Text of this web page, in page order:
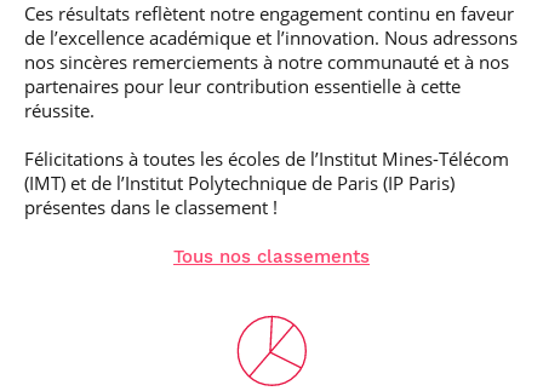
Ces résultats reflètent notre engagement continu en faveur
de l’excellence académique et l’innovation. Nous adressons
nos sincères remerciements à notre communauté et à nos
partenaires pour leur contribution essentielle à cette
réussite.
Félicitations à toutes les écoles de l’Institut Mines-Télécom
(IMT) et de l’Institut Polytechnique de Paris (IP Paris)
présentes dans le classement !
Tous nos classements